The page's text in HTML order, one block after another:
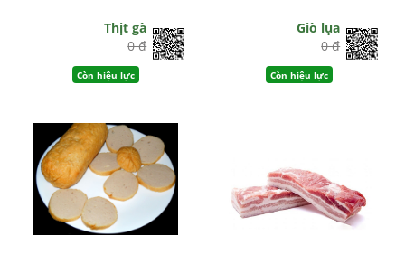
Thịt gà
0 đ
Còn hiệu lực
Giò lụa
0 đ
Còn hiệu lực